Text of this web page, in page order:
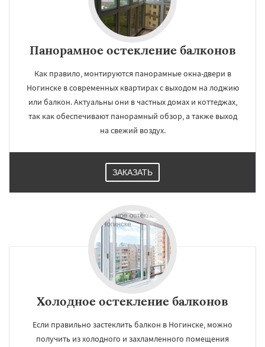
Панорамное остекление балконов
Как правило, монтируются панорамные окна-двери в
Ногинске в современных квартирах с выходом на лоджию
или балкон. Актуальны они в частных домах и коттеджах,
так как обеспечивают панорамный обзор, а также выход
на свежий воздух.
ЗАКАЗАТЬ
Холодное остекление балконов
Если правильно застеклить балкон в Ногинске, можно
получить из холодного и захламленного помещения